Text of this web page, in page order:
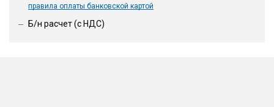
правила оплаты банковской картой
Б/н расчет (c НДС)